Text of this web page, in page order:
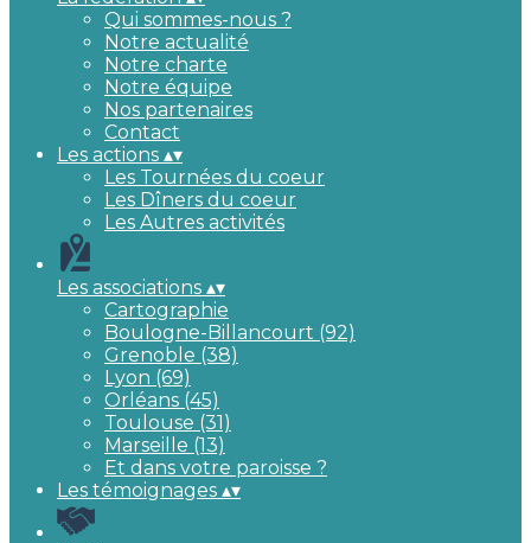
Qui sommes-nous ?
Notre actualité
Notre charte
Notre équipe
Nos partenaires
Contact
Les actions ▴▾
Les Tournées du coeur
Les Dîners du coeur
Les Autres activités
Les associations ▴▾
Cartographie
Boulogne-Billancourt (92)
Grenoble (38)
Lyon (69)
Orléans (45)
Toulouse (31)
Marseille (13)
Et dans votre paroisse ?
Les témoignages ▴▾